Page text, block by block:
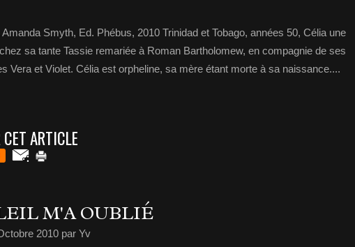
Smyth, Ed. Phébus, 2010 Trinidad et Tobago, années 50, Célia une
sa tante Tassie remariée à Roman Bartholomew, en compagnie de ses
Vera et Violet. Célia est orpheline, sa mère étant morte à sa naissance....
CET ARTICLE
M'A OUBLIÉ
2010 par Yv